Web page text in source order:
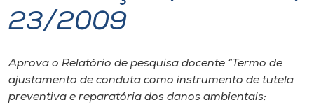
I.nova
Diplomados
23/2009
Aprova o Relatório de pesquisa docente “Termo de
ajustamento de conduta como instrumento de tutela
preventiva e reparatória dos danos ambientais: